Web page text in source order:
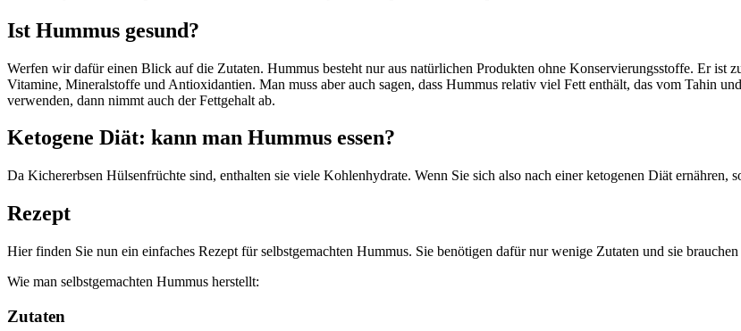
Ist Hummus gesund?
Werfen wir dafür einen Blick auf die Zutaten. Hummus besteht nur aus natürlichen Produkten ohne Konservierungsstoffe. Er ist
Vitamine, Mineralstoffe und Antioxidantien. Man muss aber auch sagen, dass Hummus relativ viel Fett enthält, das vom Tahin
verwenden, dann nimmt auch der Fettgehalt ab.
Ketogene Diät: kann man Hummus essen?
Da Kichererbsen Hülsenfrüchte sind, enthalten sie viele Kohlenhydrate. Wenn Sie sich also nach einer ketogenen Diät ernähren,
Rezept
Hier finden Sie nun ein einfaches Rezept für selbstgemachten Hummus. Sie benötigen dafür nur wenige Zutaten und sie
Wie man selbstgemachten Hummus herstellt:
Zutaten